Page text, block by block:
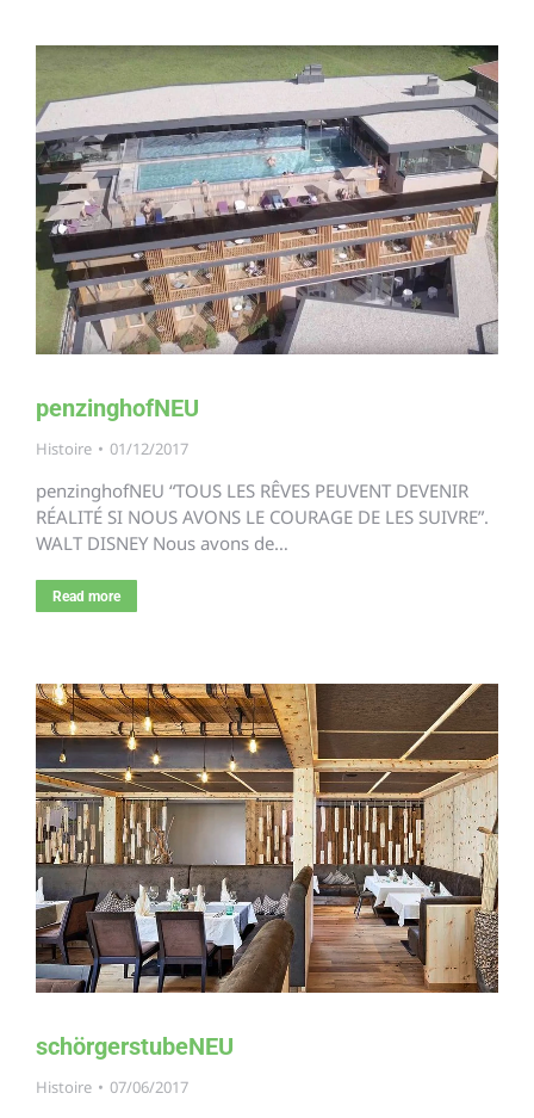
penzinghofNEU
Histoire 01/12/2017
penzinghofNEU “TOUS LES RÊVES PEUVENT DEVENIR
RÉALITÉ SI NOUS AVONS LE COURAGE DE LES SUIVRE”.
WALT DISNEY Nous avons de…
Read more
schörgerstubeNEU
Histoire 07/06/2017